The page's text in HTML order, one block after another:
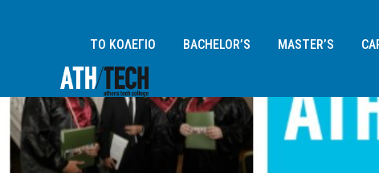
ΤΟ ΚΟΛΕΓΙΟ
BACHELOR’S MASTER’S